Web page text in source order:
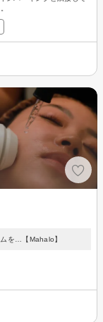
を…【Mahalo】